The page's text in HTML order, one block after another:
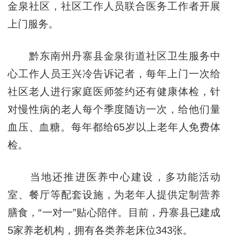
金泉社区，社区工作人员联合医务工作者开展
上门服务。
黔东南州丹寨县金泉街道社区卫生服务中
心工作人员王兴冷告诉记者，每年上门一次给
社区老人进行家庭医师签约还有健康体检，针
对慢性病的老人每个季度随访一次，给他们量
血压、血糖。每年都给65岁以上老年人免费体
检。
当地还推进医养中心建设，多功能活动
室、餐厅等配套设施，为老年人提供定制营养
膳食，“一对一”贴心陪伴。目前，丹寨县已建成
5家养老机构，拥有各类养老床位343张。